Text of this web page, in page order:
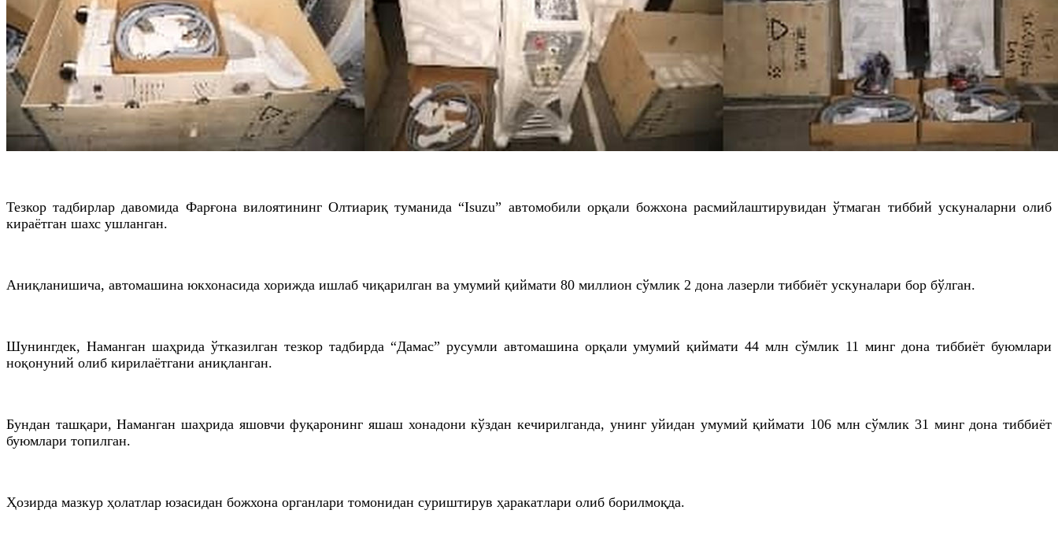
Тезкор тадбирлар давомида Фарғона вилоятининг Олтиариқ туманида “Isuzu” автомобили орқали божхона расмийлаштирувидан ўтмаган тиббий ускуналарни олиб
кираётган шахс ушланган.
Аниқланишича, автомашина юкхонасида хорижда ишлаб чиқарилган ва умумий қиймати 80 миллион сўмлик 2 дона лазерли тиббиёт ускуналари бор бўлган.
Шунингдек, Наманган шаҳрида ўтказилган тезкор тадбирда “Дамас” русумли автомашина орқали умумий қиймати 44 млн сўмлик 11 минг дона тиббиёт буюмлари
ноқонуний олиб кирилаётгани аниқланган.
Бундан ташқари, Наманган шаҳрида яшовчи фуқаронинг яшаш хонадони кўздан кечирилганда, унинг уйидан умумий қиймати 106 млн сўмлик 31 минг дона тиббиёт
буюмлари топилган.
Ҳозирда мазкур ҳолатлар юзасидан божхона органлари томонидан суриштирув ҳаракатлари олиб борилмоқда.